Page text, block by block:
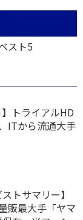
スト5
】トライアルHD
ITから流通大手
トサマリー】
販最大手「ヤマ